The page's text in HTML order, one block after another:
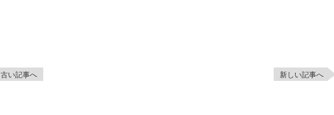
古い記事へ 新しい記事へ